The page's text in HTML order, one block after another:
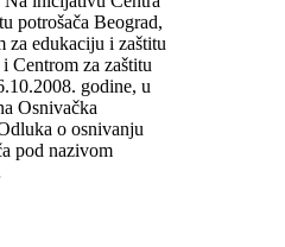
potrošača Beograd,
za edukaciju i zaštitu
Centrom za zaštitu
godine, u
Osnivačka
o osnivanju
pod nazivom